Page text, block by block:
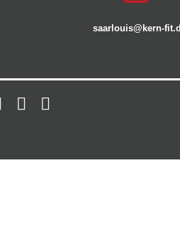
saarlouis@kern-